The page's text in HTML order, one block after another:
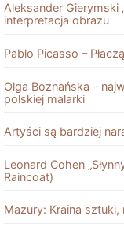
Aleksander Gierymski
interpretacja obrazu
Pablo Picasso –
Olga Boznańska –
polskiej malarki
Artyści są bardziej
Leonard Cohen
Raincoat)
Mazury: Kraina